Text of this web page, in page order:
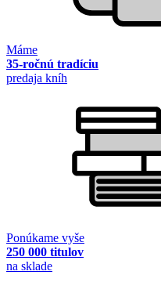
Máme
35-ročnú tradíciu
predaja kníh
Ponúkame vyše
250 000 titulov
na sklade